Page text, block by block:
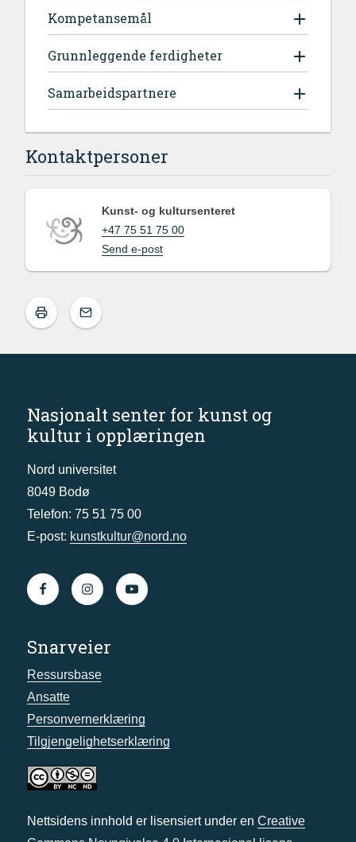
Kompetansemål
Grunnleggende ferdigheter
Samarbeidspartnere
Kontaktpersoner
Kunst- og kultursenteret
+47 75 51 75 00
Send e-post
Nasjonalt senter for kunst og
kultur i opplæringen
Nord universitet
8049 Bodø
Telefon: 75 51 75 00
E-post: kunstkultur@nord.no
Snarveier
Ressursbase
Ansatte
Personvernerklæring
Tilgjengelighetserklæring
Nettsidens innhold er lisensiert under en Creative